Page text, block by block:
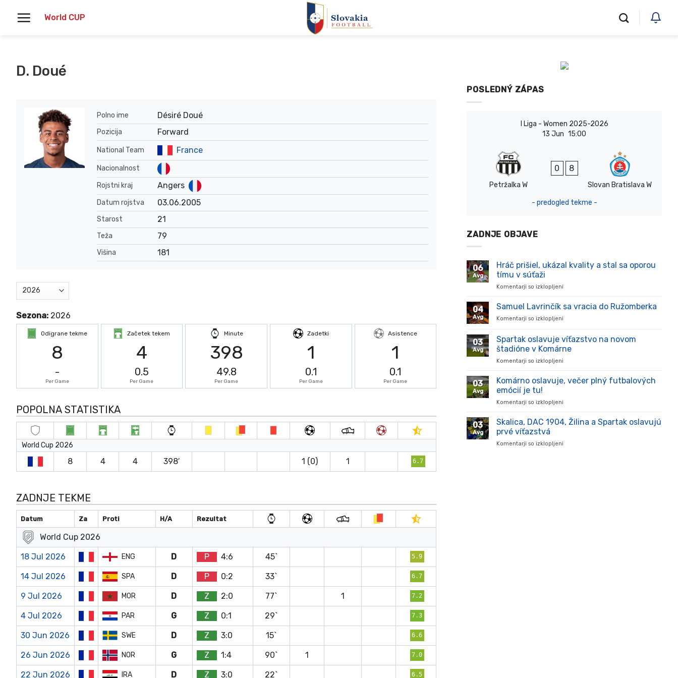
World CUP
D. Doué
Polno ime Désiré Doué
Pozicija Forward
National Team France
Nacionalnost
Rojstni kraj
Angers
Datum rojstva 03.06.2005
Starost 21
Teža 79
Višina 181
Sezona: 2026
Odigrane tekme
8
-
Per Game
Začetek tekem
4
0.5
Per Game
Minute
398
49.8
Per Game
Zadetki
1
0.1
Per Game
Asistence
1
0.1
Per Game
POPOLNA STATISTIKA
World Cup 2026
8 4 4 398′ 1 (0) 1 6.7
ZADNJE TEKME
Datum Za Proti H/A Rezultat
World Cup 2026
18 Jul 2026 ENG D P 4:6 45` 5.9
14 Jul 2026 SPA D P 0:2 33` 6.7
9 Jul 2026 MOR D Z 2:0 77` 1 7.2
4 Jul 2026 PAR G Z 0:1 29` 7.3
30 Jun 2026 SWE D Z 3:0 15` 6.6
26 Jun 2026 NOR G Z 1:4 90` 1 7.0
22 Jun 2026 IRA D Z 3:0 22` 6.5
POSLEDNÝ ZÁPAS
I Liga - Women 2025-2026
13 Jun 15:00
Petržalka W
0 8
Slovan Bratislava W
- predogled tekme -
ZADNJE OBJAVE
06
Avg
Hráč prišiel, ukázal kvality a stal sa oporou
tímu v súťaži
Komentarji so izklopljeni
prišiel,
stal
sa
súťaži
04
Avg
Samuel Lavrinčík sa vracia do Ružomberka
Komentarji so izklopljeni
Lavrinčík
vracia
03
Avg
Spartak oslavuje víťazstvo na novom
štadióne v Komárne
Komentarji so izklopljeni
oslavuje
v
03
Avg
Komárno oslavuje, večer plný futbalových
emócií je tu!
Komentarji so izklopljeni
oslavuje,
03
Avg
Skalica, DAC 1904, Žilina a Spartak oslavujú
prvé víťazstvá
Komentarji so izklopljeni